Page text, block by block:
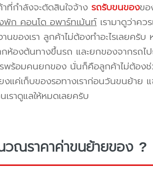
ที่กำลังจะตัดสินใจจ้าง รถรับขนของขอ
ก คอนโด อพาร์ทเม้นท์เรามาดูว่าคว
นของเรา ลูกค้าไม่ต้องทำอะไรเลยครั
ห้องต้นทางขึ้นรถ และยกของจากรถ
รพร้อมคนยกของ นั่นก็คือลูกค้าไม่ต้อง
งแค่เก็บของรอทางเราก่อนวันขนย้าย
เราดูแลให้หมดเลยครับ
วณราคาค่าขนย้ายของ ?